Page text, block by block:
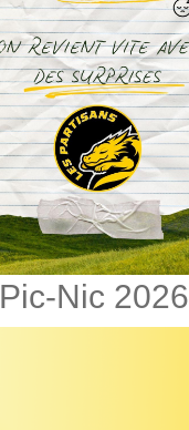
Pic-Nic 2026